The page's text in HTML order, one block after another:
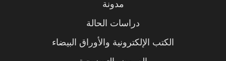
مدونة
دراسات الحالة
الكتب الإلكترونية والأوراق البيضاء